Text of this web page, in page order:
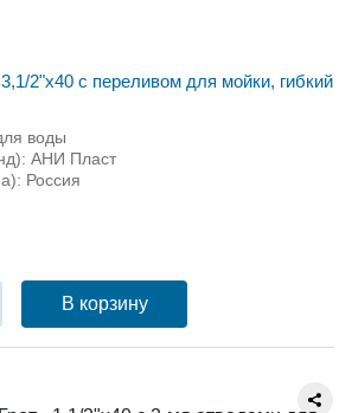
2"х40 с переливом для мойки, гибкий
воды
АНИ Пласт
Россия
В корзину